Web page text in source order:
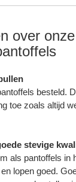
over onze
besteld.
toe zoals altijd
stevige
als pantoffels in
lopen goed.